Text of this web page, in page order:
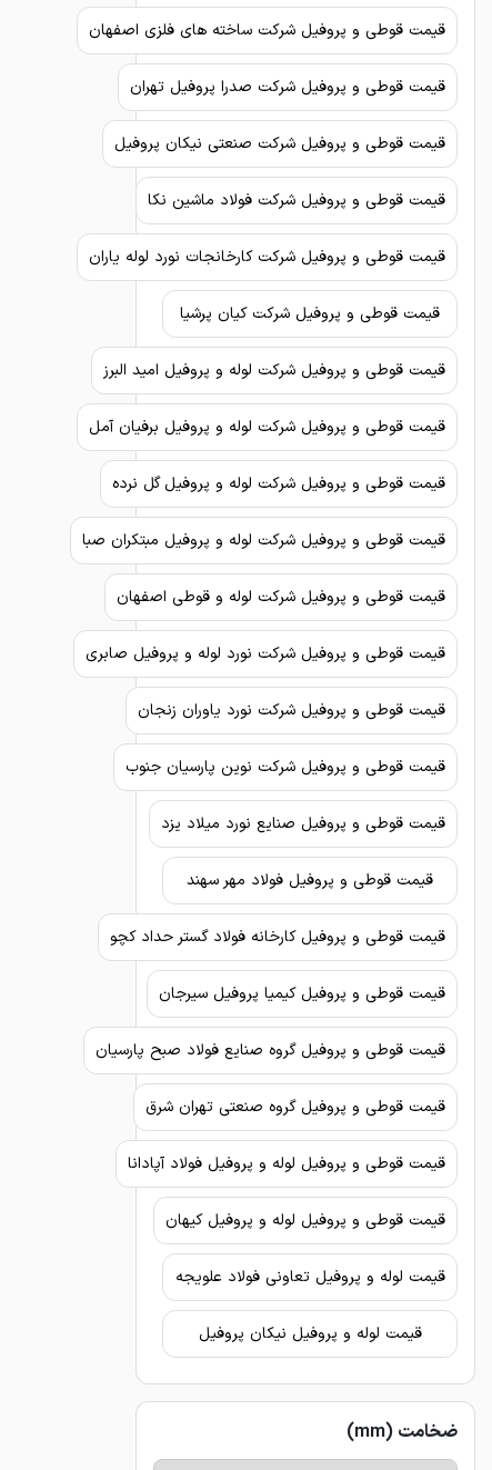
قیمت قوطی و پروفیل شرکت ساخته های فلزی اصفهان
قیمت قوطی و پروفیل شرکت صدرا پروفیل تهران
قیمت قوطی و پروفیل شرکت صنعتی نیکان پروفیل
قیمت قوطی و پروفیل شرکت فولاد ماشین نکا
قیمت قوطی و پروفیل شرکت کارخانجات نورد لوله یاران
قیمت قوطی و پروفیل شرکت کیان پرشیا
قیمت قوطی و پروفیل شرکت لوله و پروفیل امید البرز
قیمت قوطی و پروفیل شرکت لوله و پروفیل برفیان آمل
قیمت قوطی و پروفیل شرکت لوله و پروفیل گل نرده
قیمت قوطی و پروفیل شرکت لوله و پروفیل مبتکران صبا
قیمت قوطی و پروفیل شرکت لوله و قوطی اصفهان
قیمت قوطی و پروفیل شرکت نورد لوله و پروفیل صابری
قیمت قوطی و پروفیل شرکت نورد یاوران زنجان
قیمت قوطی و پروفیل شرکت نوین پارسیان جنوب
قیمت قوطی و پروفیل صنایع نورد میلاد یزد
قیمت قوطی و پروفیل فولاد مهر سهند
قیمت قوطی و پروفیل کارخانه فولاد گستر حداد کچو
قیمت قوطی و پروفیل کیمیا پروفیل سیرجان
قیمت قوطی و پروفیل گروه صنایع فولاد صبح پارسیان
قیمت قوطی و پروفیل گروه صنعتی تهران شرق
قیمت قوطی و پروفیل لوله و پروفیل فولاد آپادانا
قیمت قوطی و پروفیل لوله و پروفیل کیهان
قیمت لوله و پروفیل تعاونی فولاد علویجه
قیمت لوله و پروفیل نیکان پروفیل
ضخامت (mm)